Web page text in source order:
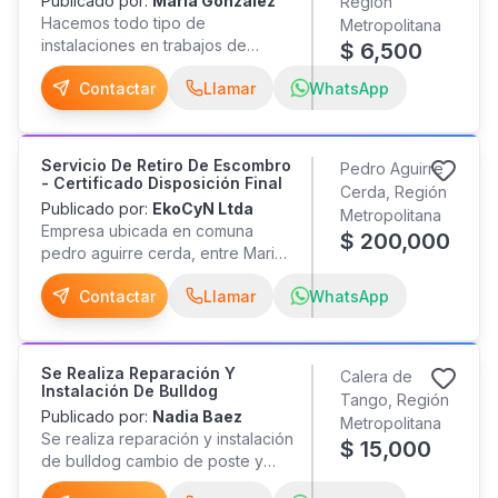
pudahuel, renca, quinta normal,
quilicura, entre otras.
AVespucio) y estaremos
dispuesto a solucionar tus
inquietudes entregándote el
mejor asesoramiento posible ;
cuéntanos sobre tu proyecto
generales WhatsApp
qué elegirnos? Presupuestos
detallados.Mano de obra
calificada. Entrega en los plazos
acordados. Materiales de primera
calidad. ¡Haz realidad tu proyecto
hoy mismo! Disponible 24/7 sin
horario
Hacemos todo tipo de
instalaciones en trabajos de
cerámica y porcelanatos, consulte
sin compromiso
Contactar Llamar WhatsApp
Metropolitana
$ 6,500
Servicio De Retiro De Escombro
- Certificado Disposición Final
Publicado por: EkoCyN Ltda
Empresa ubicada en comuna
pedro aguirre cerda, entre Marina
y Angel Guarello Ekocyn con más
de 10 años en el mercado,
acreditada con resolución seremi
como transportista autorizado,
con certificado de disposición
final vertedero autorizado.
Empresa comprometida y
responsable ambientalmente.
Valores varian con base a
comuna, tipo de escombro y
Contactar Llamar WhatsApp
Pedro Aguirre
Cerda, Región
Metropolitana
$ 200,000
Se Realiza Reparación Y
Instalación De Bulldog
Publicado por: Nadia Baez
Se realiza reparación y instalación
de bulldog cambio de poste y
placas en mal estado con retiro
Calera de
Tango, Región
Metropolitana
$ 15,000